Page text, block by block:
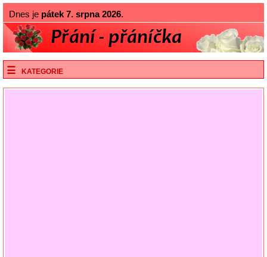
Dnes je pátek 7. srpna 2026.
KATEGORIE